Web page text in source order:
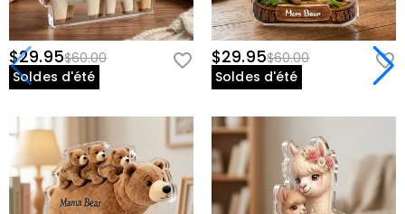
$29.95$60.00
Soldes d'été
$29.95$60.00
Soldes d'été